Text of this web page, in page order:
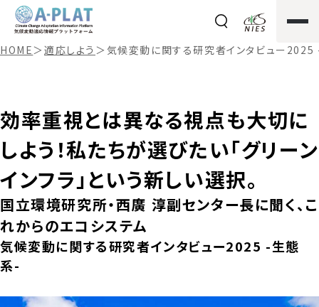
HOME＞適応しよう ＞気候変動に関する研究者インタビュー
効率重視とは異なる視点も大切に
しよう！私たちが選びたい「グリーン
インフラ」という新しい選択。
国立環境研究所・西廣 淳副センター長に聞く、こ
れからのエコシステム
気候変動に関する研究者インタビュー2025 -生態
系-